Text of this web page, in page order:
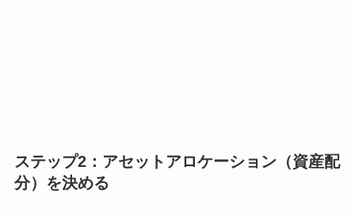
ステップ2：アセットアロケーション（資産配
分）を決める